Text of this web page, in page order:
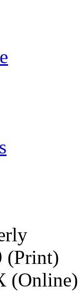
(Print)
(Online)